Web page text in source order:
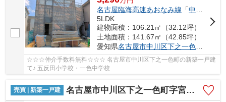
名古屋臨海高速あおなみ線 「中島
5LDK
建物面積：106.21㎡（32.12坪）
土地面積：141.67㎡（42.85坪）
愛知県名古屋市中川区下之一色町
☆☆☆仲介手数料無料☆☆☆ 名古屋市中川区下之一色町の新築一戸建
て♪ 五反田小学校・一色中学校
売買 | 新築一戸建 名古屋市中川区下之一色町字宮分168【仲介手数料無料】新築一戸建て 2号棟